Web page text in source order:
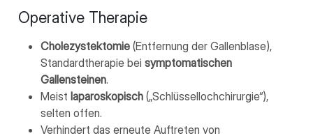
Operative Therapie
Cholezystektomie (Entfernung der Gallenblase),
Standardtherapie beisymptomatischen
Gallensteinen.
Meistlaparoskopisch („Schlüssellochchirurgie“),
selten offen.
Verhindert das erneute Auftreten von